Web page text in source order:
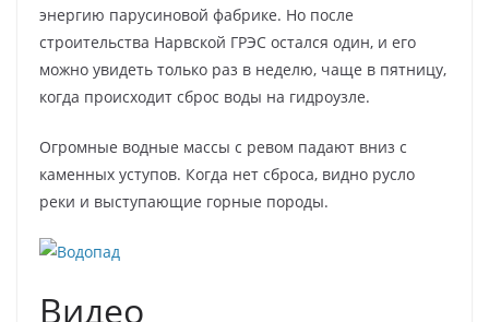
энергию парусиновой фабрике. Но после
строительства Нарвской ГРЭС остался один, и его
можно увидеть только раз в неделю, чаще в пятницу,
когда происходит сброс воды на гидроузле.
Огромные водные массы с ревом падают вниз с
каменных уступов. Когда нет сброса, видно русло
реки и выступающие горные породы.
Видео